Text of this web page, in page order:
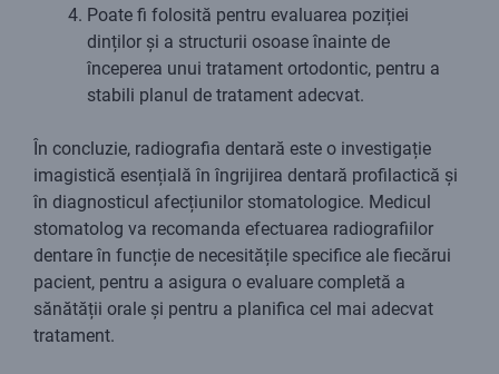
Poate fi folosită pentru evaluarea poziției
dinților și a structurii osoase înainte de
începerea unui tratament ortodontic, pentru a
stabili planul de tratament adecvat.
În concluzie, radiografia dentară este o investigație
imagistică esențială în îngrijirea dentară profilactică și
în diagnosticul afecțiunilor stomatologice. Medicul
stomatolog va recomanda efectuarea radiografiilor
dentare în funcție de necesitățile specifice ale fiecărui
pacient, pentru a asigura o evaluare completă a
sănătății orale și pentru a planifica cel mai adecvat
tratament.